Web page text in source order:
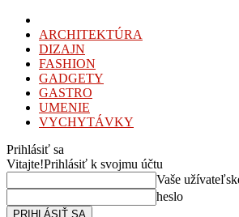
ARCHITEKTÚRA
DIZAJN
FASHION
GADGETY
GASTRO
UMENIE
VYCHYTÁVKY
Prihlásiť sa
Vitajte!Prihlásiť k svojmu účtu
Vaše
heslo